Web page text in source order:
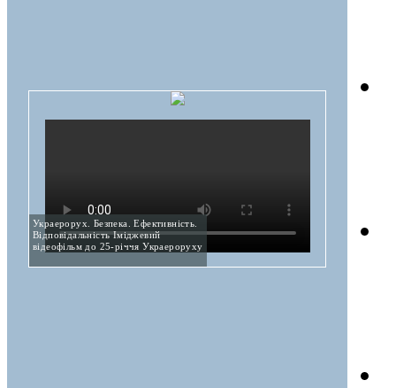
Украерорух. Безпека. Ефективність.
Відповідальність Іміджевий
відеофільм до 25-річчя Украероруху